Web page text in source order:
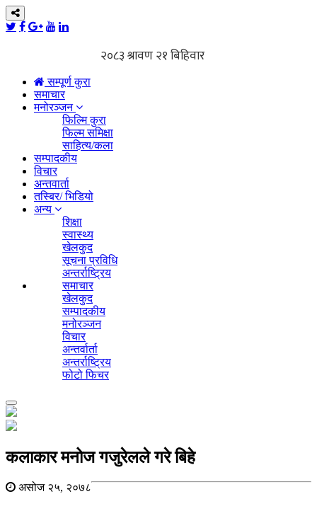
सम्पूर्ण कुरा
समाचार
मनोरञ्जन
फिल्मि कुरा
फिल्म समिक्षा
साहित्य/कला
सम्पादकीय
विचार
अन्तवार्ता
तस्बिर/ भिडियो
अन्य
शिक्षा
स्वास्थ्य
खेलकुद
सूचना प्रविधि
अन्तर्राष्ट्रिय
समाचार
खेलकुद
सम्पादकीय
मनोरञ्जन
विचार
अन्तर्वार्ता
अन्तर्राष्ट्रिय
फोटो फिचर
Toggle
navigation
कलाकार मनोज गजुरेलले गरे बिहे
असोज २५, २०७८